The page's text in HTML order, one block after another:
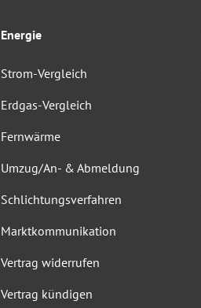
Energie
Strom-Vergleich
Erdgas-Vergleich
Fernwärme
Umzug/An- & Abmeldung
Schlichtungsverfahren
Marktkommunikation
Vertrag widerrufen
Vertrag kündigen